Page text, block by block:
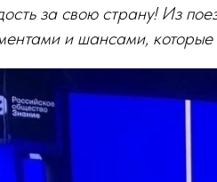
за свою страну! Из
и шансами, которые